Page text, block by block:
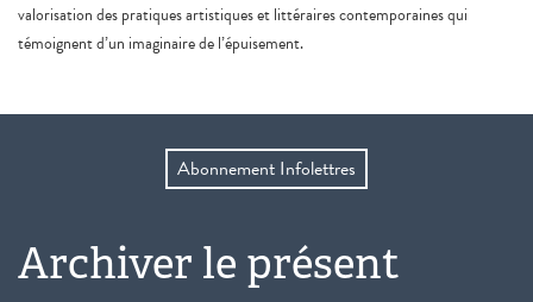
valorisation des pratiques artistiques et littéraires contemporaines qui
témoignent d’un imaginaire de l’épuisement.
Abonnement Infolettres
Archiver le présent